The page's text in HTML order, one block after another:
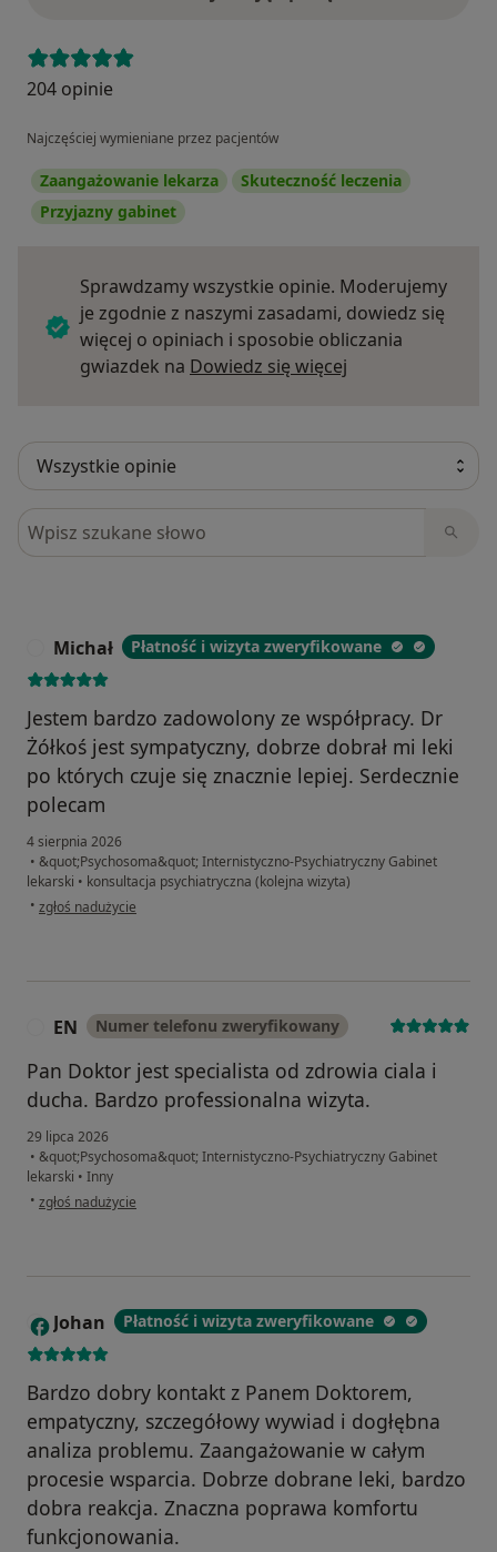
204 opinie
Najczęściej wymieniane przez pacjentów
Zaangażowanie lekarza
Skuteczność leczenia
Przyjazny gabinet
Sprawdzamy wszystkie opinie. Moderujemy
je zgodnie z naszymi zasadami, dowiedz się
więcej o opiniach i sposobie obliczania
gwiazdek na Dowiedz się więcej
Szukaj w opiniach
Michał Płatność i wizyta zweryfikowane
Jestem bardzo zadowolony ze współpracy. Dr
Żółkoś jest sympatyczny, dobrze dobrał mi leki
po których czuje się znacznie lepiej. Serdecznie
polecam
4 sierpnia 2026
• &quot;Psychosoma&quot; Internistyczno-Psychiatryczny Gabinet
lekarski • konsultacja psychiatryczna (kolejna wizyta)
• w opinii użytkownika Michał
zgłoś nadużycie
EN Numer telefonu zweryfikowany
Pan Doktor jest specialista od zdrowia ciala i
ducha. Bardzo professionalna wizyta.
29 lipca 2026
• &quot;Psychosoma&quot; Internistyczno-Psychiatryczny Gabinet
lekarski • Inny
• w opinii użytkownika EN
zgłoś nadużycie
J Johan Płatność i wizyta zweryfikowane
Bardzo dobry kontakt z Panem Doktorem,
empatyczny, szczegółowy wywiad i dogłębna
analiza problemu. Zaangażowanie w całym
procesie wsparcia. Dobrze dobrane leki, bardzo
dobra reakcja. Znaczna poprawa komfortu
funkcjonowania.